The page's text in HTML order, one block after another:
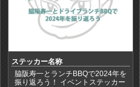
ステッカー名称
脇阪寿一とランチBBQで2024年を
振り返ろう！ イベントステッカー